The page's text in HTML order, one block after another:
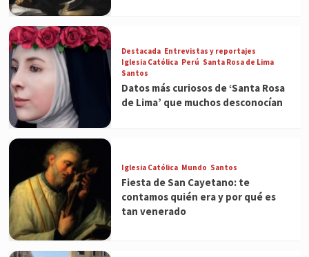
Destacada Entrevistas y reportajes
Iglesia Católica Perú Santa Rosa de Lima
Santos
Datos más curiosos de ‘Santa Rosa
de Lima’ que muchos desconocían
Iglesia Católica Mundo Santos
Fiesta de San Cayetano: te
contamos quién era y por qué es
tan venerado